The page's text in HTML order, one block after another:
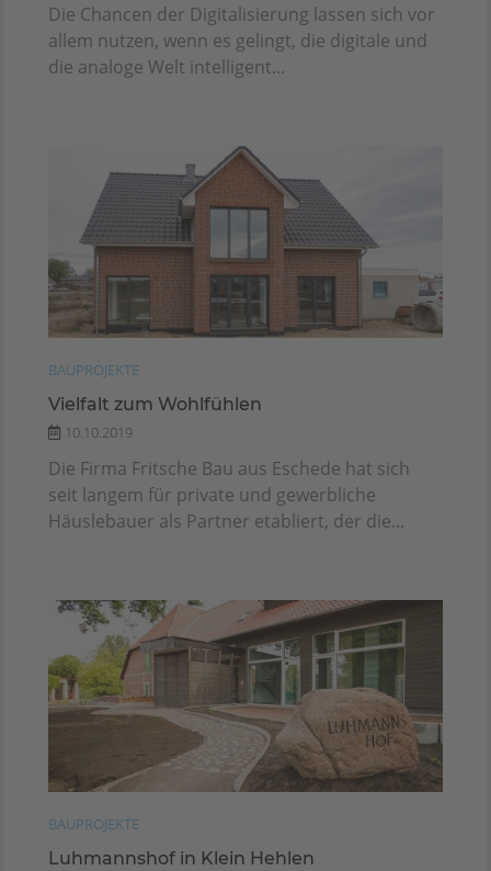
Die Chancen der Digitalisierung lassen sich vor
allem nutzen, wenn es gelingt, die digitale und
die analoge Welt intelligent...
BAUPROJEKTE
Vielfalt zum Wohlfühlen
10.10.2019
Die Firma Fritsche Bau aus Eschede hat sich
seit langem für private und gewerbliche
Häuslebauer als Partner etabliert, der die...
BAUPROJEKTE
Luhmannshof in Klein Hehlen